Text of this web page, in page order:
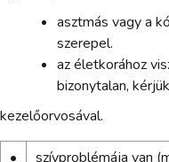
asztmás vagy a
szerepel.
az életkorához
bizonytalan,
kezelőorvosával.
•
szívproblémája van